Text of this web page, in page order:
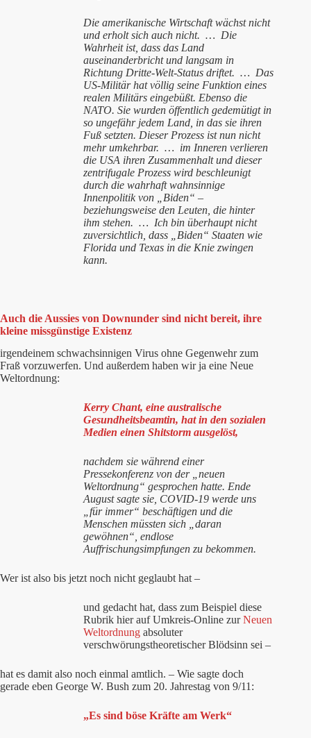
Die amerikanische Wirtschaft wächst nicht
und erholt sich auch nicht. … Die
Wahrheit ist, dass das Land
auseinanderbricht und langsam in
Richtung Dritte-Welt-Status driftet. … Das
US-Militär hat völlig seine Funktion eines
realen Militärs eingebüßt. Ebenso die
NATO. Sie wurden öffentlich gedemütigt in
so ungefähr jedem Land, in das sie ihren
Fuß setzten. Dieser Prozess ist nun nicht
mehr umkehrbar. … im Inneren verlieren
die USA ihren Zusammenhalt und dieser
zentrifugale Prozess wird beschleunigt
durch die wahrhaft wahnsinnige
Innenpolitik von „Biden“ –
beziehungsweise den Leuten, die hinter
ihm stehen. … Ich bin überhaupt nicht
zuversichtlich, dass „Biden“ Staaten wie
Florida und Texas in die Knie zwingen
kann.
Auch die Aussies von Downunder sind nicht bereit, ihre
kleine missgünstige Existenz
irgendeinem schwachsinnigen Virus ohne Gegenwehr zum
Fraß vorzuwerfen. Und außerdem haben wir ja eine Neue
Weltordnung:
Kerry Chant, eine australische
Gesundheitsbeamtin, hat in den sozialen
Medien einen Shitstorm ausgelöst,
nachdem sie während einer
Pressekonferenz von der „neuen
Weltordnung“ gesprochen hatte. Ende
August sagte sie, COVID-19 werde uns
„für immer“ beschäftigen und die
Menschen müssten sich „daran
gewöhnen“, endlose
Auffrischungsimpfungen zu bekommen.
Wer ist also bis jetzt noch nicht geglaubt hat –
und gedacht hat, dass zum Beispiel diese
Rubrik hier auf Umkreis-Online zurNeuen
Weltordnung absoluter
verschwörungstheoretischer Blödsinn sei –
hat es damit also noch einmal amtlich. – Wie sagte doch
gerade eben George W. Bush zum 20. Jahrestag von 9/11:
„Es sind böse Kräfte am Werk“